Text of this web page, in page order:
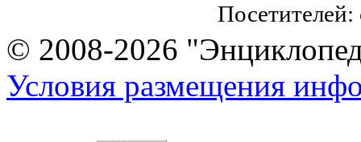
Посетителей:
© 2008-2026
Условия размещения